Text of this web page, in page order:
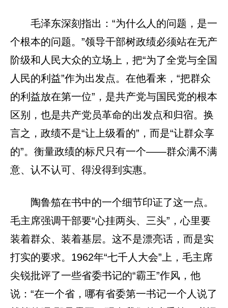
毛泽东深刻指出：“为什么人的问题，是一
个根本的问题。”领导干部树政绩必须站在无产
阶级和人民大众的立场上，把“为了全党与全国
人民的利益”作为出发点。在他看来，“把群众
的利益放在第一位”，是共产党与国民党的根本
区别，也是共产党员革命的出发点和归宿。换
言之，政绩不是“让上级看的”，而是“让群众享
的”。衡量政绩的标尺只有一个——群众满不满
意、认不认可、得没得到实惠。
陶鲁笳在书中的一个细节印证了这一点。
毛主席强调干部要“心挂两头、三头”，心里要
装着群众、装着基层。这不是漂亮话，而是实
打实的要求。1962年“七千人大会”上，毛主席
尖锐批评了一些省委书记的“霸王”作风，他
说：“在一个省，哪有省委第一书记一个人说了